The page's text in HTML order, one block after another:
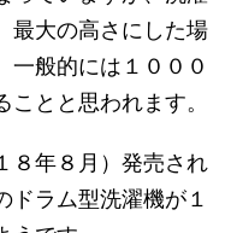
最大の高さにした場
一般的には１０００
とと思われます。
８年８月）発売され
ドラム型洗濯機が１